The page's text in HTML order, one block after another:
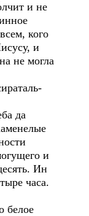
и не
кого
и
не могла
да
и
Ин
часа.
белое